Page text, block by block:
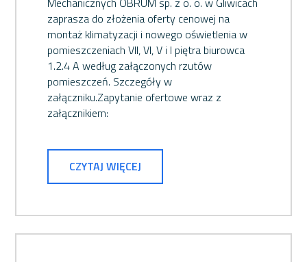
zaprasza do złożenia oferty cenowej na
montaż klimatyzacji i nowego oświetlenia w
pomieszczeniach VII, VI, V i I piętra biurowca
1.2.4 A według załączonych rzutów
pomieszczeń. Szczegóły w
załączniku.Zapytanie ofertowe wraz z
załącznikiem:
CZYTAJ WIĘCEJ